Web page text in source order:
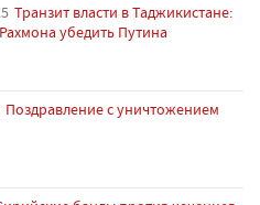
Транзит власти в Таджикистане:
убедить Путина
Поздравление с уничтожением